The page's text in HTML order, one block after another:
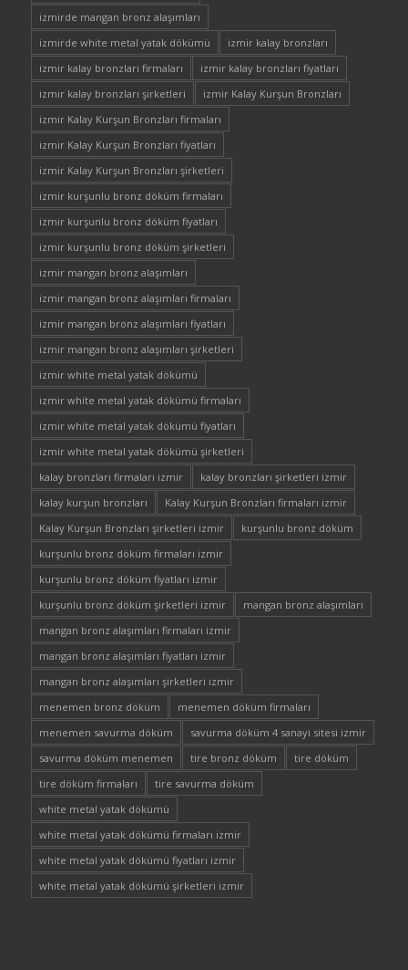
izmirde mangan bronz alaşımları
izmirde white metal yatak dökümü
izmir kalay bronzları
izmir kalay bronzları firmaları
izmir kalay bronzları fiyatları
izmir kalay bronzları şirketleri
izmir Kalay Kurşun Bronzları
izmir Kalay Kurşun Bronzları firmaları
izmir Kalay Kurşun Bronzları fiyatları
izmir Kalay Kurşun Bronzları şirketleri
izmir kurşunlu bronz döküm firmaları
izmir kurşunlu bronz döküm fiyatları
izmir kurşunlu bronz döküm şirketleri
izmir mangan bronz alaşımları
izmir mangan bronz alaşımları firmaları
izmir mangan bronz alaşımları fiyatları
izmir mangan bronz alaşımları şirketleri
izmir white metal yatak dökümü
izmir white metal yatak dökümü firmaları
izmir white metal yatak dökümü fiyatları
izmir white metal yatak dökümü şirketleri
kalay bronzları firmaları izmir
kalay bronzları şirketleri izmir
kalay kurşun bronzları
Kalay Kurşun Bronzları firmaları izmir
Kalay Kurşun Bronzları şirketleri izmir
kurşunlu bronz döküm
kurşunlu bronz döküm firmaları izmir
kurşunlu bronz döküm fiyatları izmir
kurşunlu bronz döküm şirketleri izmir
mangan bronz alaşımları
mangan bronz alaşımları firmaları izmir
mangan bronz alaşımları fiyatları izmir
mangan bronz alaşımları şirketleri izmir
menemen bronz döküm
menemen döküm firmaları
menemen savurma döküm
savurma döküm 4 sanayi sitesi izmir
savurma döküm menemen
tire bronz döküm
tire döküm
tire döküm firmaları
tire savurma döküm
white metal yatak dökümü
white metal yatak dökümü firmaları izmir
white metal yatak dökümü fiyatları izmir
white metal yatak dökümü şirketleri izmir